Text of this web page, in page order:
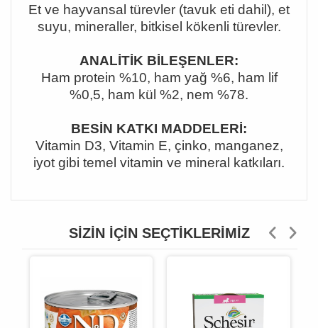
Et ve hayvansal türevler (tavuk eti dahil), et
suyu, mineraller, bitkisel kökenli türevler.
ANALİTİK BİLEŞENLER:
Ham protein %10, ham yağ %6, ham lif
%0,5, ham kül %2, nem %78.
BESİN KATKI MADDELERİ:
Vitamin D3, Vitamin E, çinko, manganez,
iyot gibi temel vitamin ve mineral katkıları.
SIZIN İÇIN SEÇTIKLERIMIZ